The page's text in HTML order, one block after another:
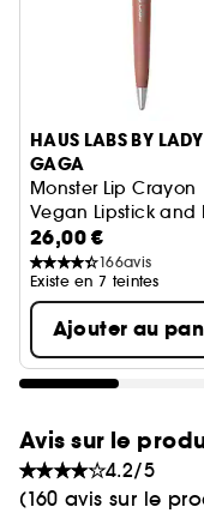
de barbarie :
-Effet repulpant
semaines
-La puissance
confort d'un
-Nourrit + lisse
-Formule non
Des
HAUS LABS BY LADY
GAGA
Monster Lip Crayon
Vegan Lipstick and
Liner
Crayon à lèvres
26,00 €
166avis
Existe en 7 teintes
Ajouter au
Avis sur le
4.2/5
(160 avis sur le